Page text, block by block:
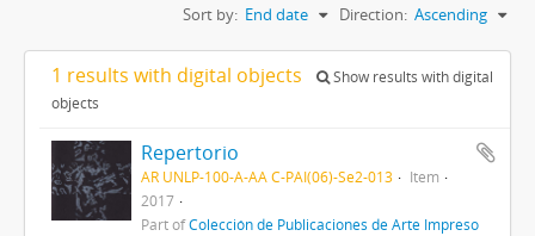
Sort by: End date Direction: Ascending
1 results with digital objects
Show results with digital
objects
Repertorio
AR UNLP-100-A-AA C-PAI(06)-Se2-013
Item
2017
Part ofColección de Publicaciones de Arte Impreso